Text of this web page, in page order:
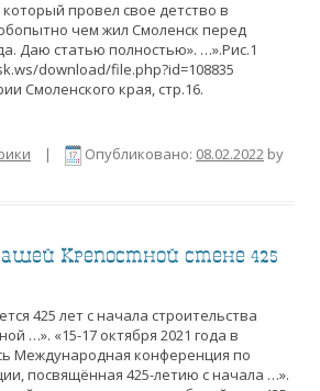
провел свое детство в
чем жил Смоленск перед
Даю статью полностью». …».Рис.1
download/file.php?id=108835
Смоленского края, стр.16.
| Опубликовано: 08.02.2022 by
Крепостной стене 425
425 лет с начала строительства
…». «15-17 октября 2021 года в
Международная конференция по
посвящённая 425-летию с начала …».